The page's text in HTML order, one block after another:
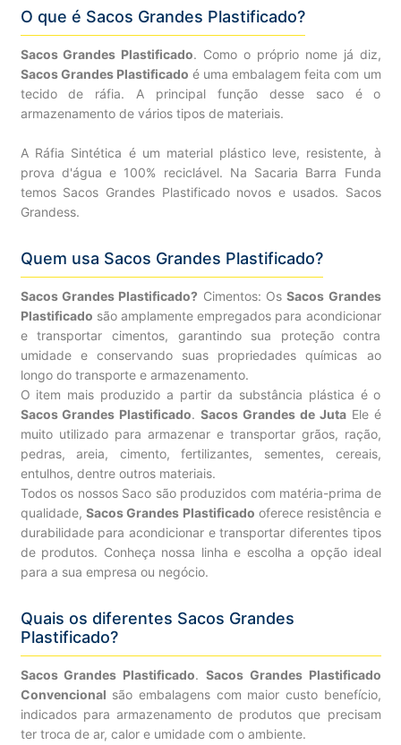
O que é Sacos Grandes Plastificado?
Sacos Grandes Plastificado. Como o próprio nome já diz,
Sacos Grandes Plastificado é uma embalagem feita com um
tecido de ráfia. A principal função desse saco é o
armazenamento de vários tipos de materiais.
A Ráfia Sintética é um material plástico leve, resistente, à
prova d'água e 100% reciclável. Na Sacaria Barra Funda
temos Sacos Grandes Plastificado novos e usados. Sacos
Grandess.
Quem usa Sacos Grandes Plastificado?
Sacos Grandes Plastificado? Cimentos: OsSacos Grandes
Plastificado são amplamente empregados para acondicionar
e transportar cimentos, garantindo sua proteção contra
umidade e conservando suas propriedades químicas ao
longo do transporte e armazenamento.
O item mais produzido a partir da substância plástica é o
Sacos Grandes Plastificado.Sacos Grandes de JutaEle é
muito utilizado para armazenar e transportar grãos, ração,
pedras, areia, cimento, fertilizantes, sementes, cereais,
entulhos, dentre outros materiais.
Todos os nossos Saco são produzidos com matéria-prima de
qualidade, Sacos Grandes Plastificado oferece resistência e
durabilidade para acondicionar e transportar diferentes tipos
de produtos. Conheça nossa linha e escolha a opção ideal
para a sua empresa ou negócio.
Quais os diferentes Sacos Grandes
Plastificado?
Sacos Grandes Plastificado. Sacos Grandes Plastificado
Convencional são embalagens com maior custo benefício,
indicados para armazenamento de produtos que precisam
ter troca de ar, calor e umidade com o ambiente.